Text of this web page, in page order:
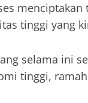
tinggi yang
selama ini
tinggi,